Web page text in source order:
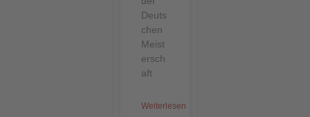
Deuts
chen
Meist
ersch
aft
Weiterlesen